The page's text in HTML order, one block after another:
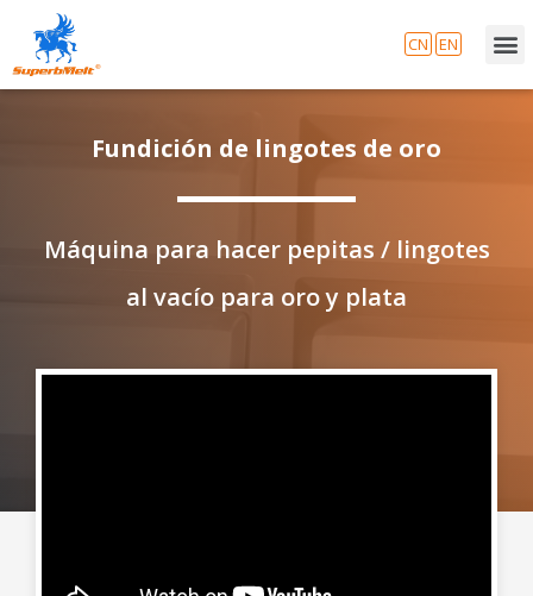
Fundición de lingotes de oro
Máquina para hacer pepitas / lingotes
al vacío para oro y plata
CN EN